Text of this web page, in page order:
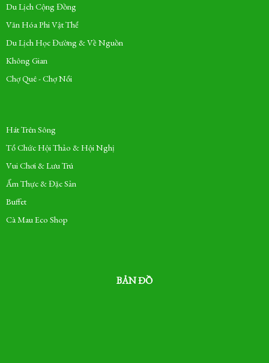
Du Lịch Cộng Đồng
Văn Hóa Phi Vật Thể
Du Lịch Học Đường & Về Nguồn
Không Gian
Chợ Quê - Chợ Nổi
Hát Trên Sông
Tổ Chức Hội Thảo & Hội Nghị
Vui Chơi & Lưu Trú
Ẩm Thực & Đặc Sản
Buffet
Cà Mau Eco Shop
BẢN ĐỒ